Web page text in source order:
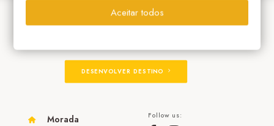
DESENVOLVER DESTINO
Morada Follow us:
Aceitar todos